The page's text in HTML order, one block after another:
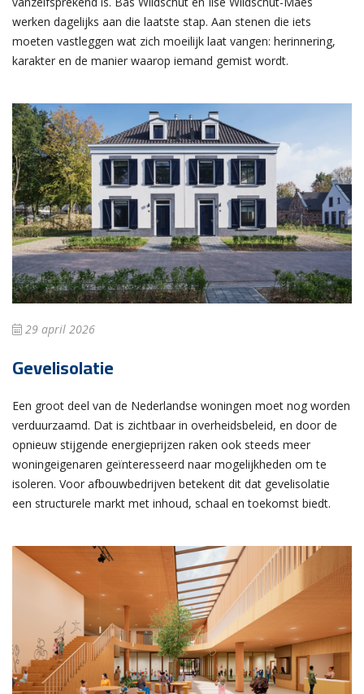
werken dagelijks aan die laatste stap. Aan stenen die iets
moeten vastleggen wat zich moeilijk laat vangen: herinnering,
karakter en de manier waarop iemand gemist wordt.
29 april 2026
Gevelisolatie
Een groot deel van de Nederlandse woningen moet nog worden
verduurzaamd. Dat is zichtbaar in overheidsbeleid, en door de
opnieuw stijgende energieprijzen raken ook steeds meer
woningeigenaren geïnteresseerd naar mogelijkheden om te
isoleren. Voor afbouwbedrijven betekent dit dat gevelisolatie
een structurele markt met inhoud, schaal en toekomst biedt.